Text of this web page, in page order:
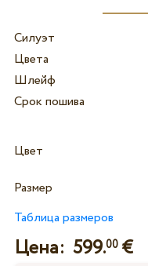
Силуэт
Цвета
Шлейф
Срок пошива
Цвет
Размер
Таблица размеров
Цена: 599.00€